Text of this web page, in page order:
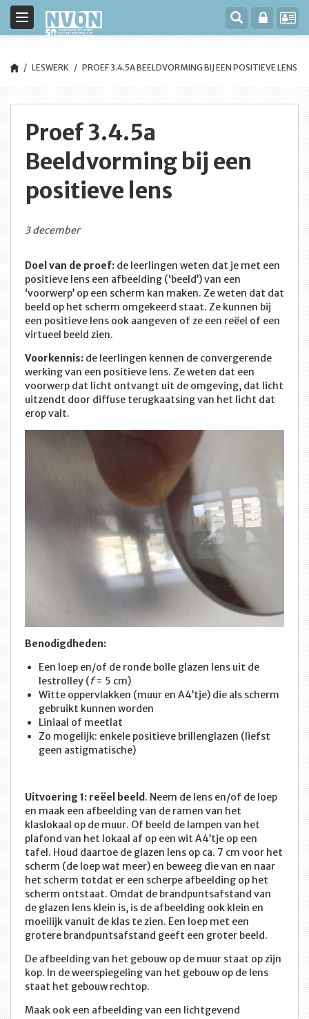
Toggle
navigation
LESWERK PROEF 3.4.5A BEELDVORMING BIJ EEN POSITIEVE LENS
Proef 3.4.5a
Beeldvorming bij een
positieve lens
3 december
Doel van de proef: de leerlingen weten dat je met een
positieve lens een afbeelding (‘beeld’) van een
‘voorwerp’ op een scherm kan maken. Ze weten dat dat
beeld op het scherm omgekeerd staat. Ze kunnen bij
een positieve lens ook aangeven of ze een reëel of een
virtueel beeld zien.
Voorkennis: de leerlingen kennen de convergerende
werking van een positieve lens. Ze weten dat een
voorwerp dat licht ontvangt uit de omgeving, dat licht
uitzendt door diffuse terugkaatsing van het licht dat
erop valt.
Benodigdheden:
Een loep en/of de ronde bolle glazen lens uit de
lestrolley (f= 5 cm)
Witte oppervlakken (muur en A4’tje) die als scherm
gebruikt kunnen worden
Liniaal of meetlat
Zo mogelijk: enkele positieve brillenglazen (liefst
geen astigmatische)
Uitvoering 1: reëel beeld . Neem de lens en/of de loep
en maak een afbeelding van de ramen van het
klaslokaal op de muur. Of beeld de lampen van het
plafond van het lokaal af op een wit A4’tje op een
tafel. Houd daartoe de glazen lens op ca. 7 cm voor het
scherm (de loep wat meer) en beweeg die van en naar
het scherm totdat er een scherpe afbeelding op het
scherm ontstaat. Omdat de brandpuntsafstand van
de glazen lens klein is, is de afbeelding ook klein en
moeilijk vanuit de klas te zien. Een loep met een
grotere brandpuntsafstand geeft een groter beeld.
De afbeelding van het gebouw op de muur staat op zijn
kop. In de weerspiegeling van het gebouw op de lens
staat het gebouw rechtop.
Maak ook een afbeelding van een lichtgevend